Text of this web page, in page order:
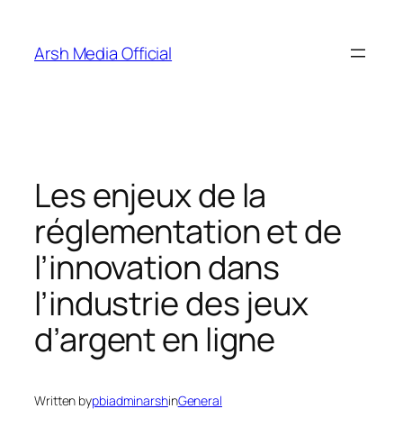
content
Arsh Media Official
Les enjeux de la
réglementation et de
l’innovation dans
l’industrie des jeux
d’argent en ligne
Written bypbiadminarshinGeneral